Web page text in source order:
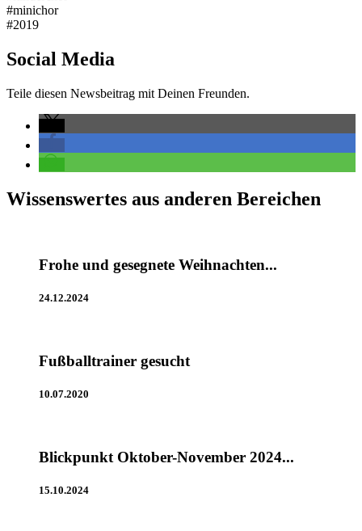
#minichor
#2019
Social Media
Teile diesen Newsbeitrag mit Deinen Freunden.
Wissenswertes aus anderen Bereichen
Frohe und gesegnete Weihnachten...
24.12.2024
Fußballtrainer gesucht
10.07.2020
Blickpunkt Oktober-November 2024...
15.10.2024